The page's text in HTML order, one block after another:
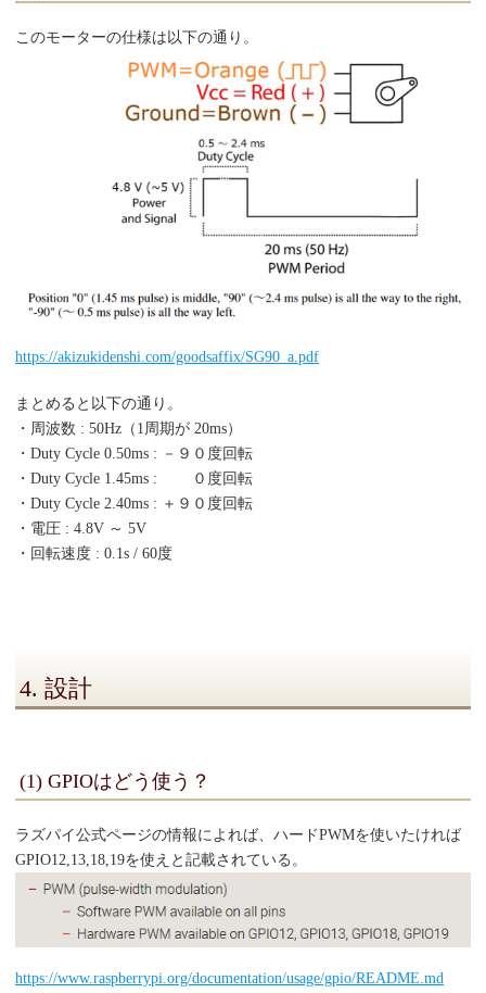
このモーターの仕様は以下の通り。
https://akizukidenshi.com/goodsaffix/SG90_a.pdf
まとめると以下の通り。
・周波数 : 50Hz（1周期が 20ms）
・Duty Cycle 0.50ms : －９０度回転
・Duty Cycle 1.45ms : ０度回転
・Duty Cycle 2.40ms : ＋９０度回転
・電圧 : 4.8V ～ 5V
・回転速度 : 0.1s / 60度
4. 設計
(1) GPIOはどう使う？
ラズパイ公式ページの情報によれば、ハードPWMを使いたければ
GPIO12,13,18,19を使えと記載されている。
https://www.raspberrypi.org/documentation/usage/gpio/README.md